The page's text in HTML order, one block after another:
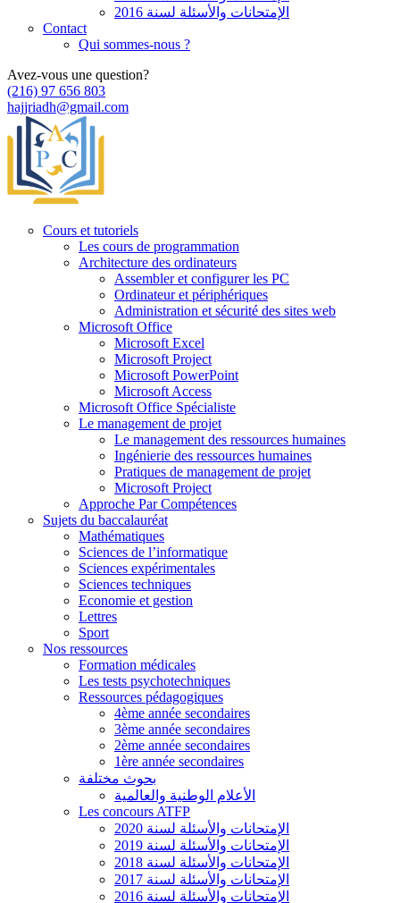
الإمتحانات والأسئلة لسنة 2016
Contact
Qui sommes-nous ?
Avez-vous une question?
(216) 97 656 803
hajjriadh@gmail.com
Cours et tutoriels
Les cours de programmation
Architecture des ordinateurs
Assembler et configurer les PC
Ordinateur et périphériques
Administration et sécurité des sites web
Microsoft Office
Microsoft Excel
Microsoft Project
Microsoft PowerPoint
Microsoft Access
Microsoft Office Spécialiste
Le management de projet
Le management des ressources humaines
Ingénierie des ressources humaines
Pratiques de management de projet
Microsoft Project
Approche Par Compétences
Sujets du baccalauréat
Mathématiques
Sciences de l’informatique
Sciences expérimentales
Sciences techniques
Economie et gestion
Lettres
Sport
Nos ressources
Formation médicales
Les tests psychotechniques
Ressources pédagogiques
4ème année secondaires
3ème année secondaires
2ème année secondaires
1ère année secondaires
بحوث مختلفة
الأعلام الوطنية والعالمية
Les concours ATFP
الإمتحانات والأسئلة لسنة 2020
الإمتحانات والأسئلة لسنة 2019
الإمتحانات والأسئلة لسنة 2018
الإمتحانات والأسئلة لسنة 2017
الإمتحانات والأسئلة لسنة 2016